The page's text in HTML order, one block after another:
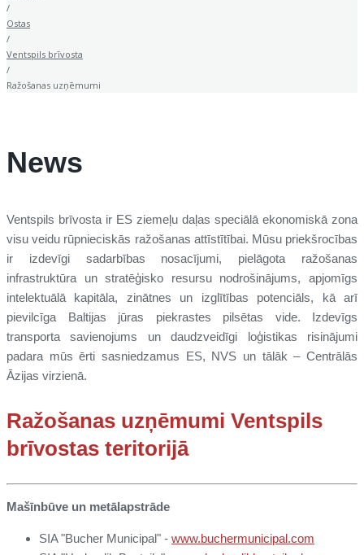
/
Ostas
/
Ventspils brīvosta
/
Ražošanas uzņēmumi
News
Ventspils brīvosta ir ES ziemeļu daļas speciālā ekonomiskā zona
visu veidu rūpnieciskās ražošanas attīstītībai. Mūsu priekšrocības
ir izdevīgi sadarbības nosacījumi, pielāgota ražošanas
infrastruktūra un stratēģisko resursu nodrošinājums, apjomīgs
intelektuālā kapitāla, zinātnes un izglītības potenciāls, kā arī
pievilcīga Baltijas jūras piekrastes pilsētas vide. Izdevīgs
transporta savienojums un daudzveidīgi loģistikas risinājumi
padara mūs ērti sasniedzamus ES, NVS un tālāk – Centrālās
Āzijas virzienā.
Ražošanas uzņēmumi Ventspils
brīvostas teritorijā
Mašīnbūve un metālapstrāde
SIA "Bucher Municipal" - www.buchermunicipal.com